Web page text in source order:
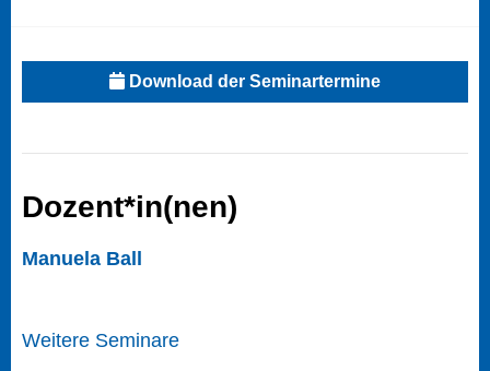
Download der Seminartermine
Dozent*in(nen)
Manuela Ball
Weitere Seminare